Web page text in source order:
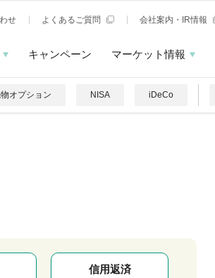
せ よくあるご質問 会社案内・IR情報
キャンペーン マーケット情報
オプション NISA iDeCo
信用返済